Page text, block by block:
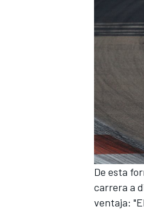
De esta
carrera a
ventaja: